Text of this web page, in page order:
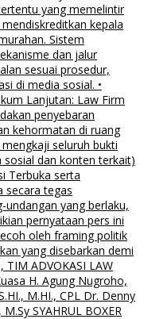
yang memelintir
kepala
Sistem
dan jalur
sesuai prosedur,
di media sosial. •
Lanjutan: Law Firm
penyebaran
kehormatan di ruang
seluruh bukti
dan konten terkait)
Terbuka serta
secara tegas
yang berlaku,
pernyataan pers ini
oleh framing politik
yang disebarkan demi
ADVOKASI LAW
H. Agung Nugroho,
M.HI., CPL Dr. Denny
SYAHRUL BOXER